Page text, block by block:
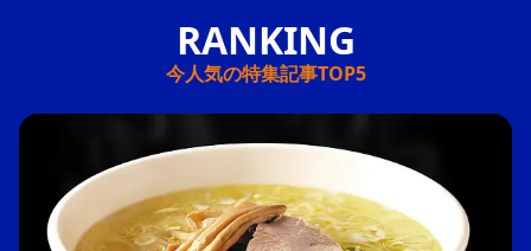
今人気の特集記事TOP5